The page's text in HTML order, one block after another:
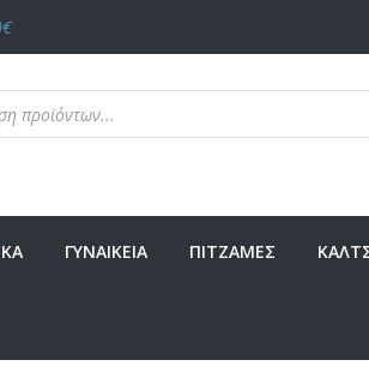
ΓΥΝΑΙΚΕΙΑ ΠΙΤΖΑΜΕΣ